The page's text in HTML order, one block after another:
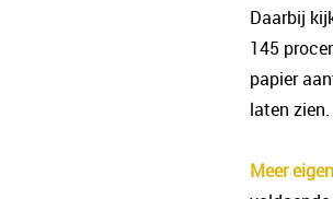
Daarbij
145
papier
laten zien.
Meer